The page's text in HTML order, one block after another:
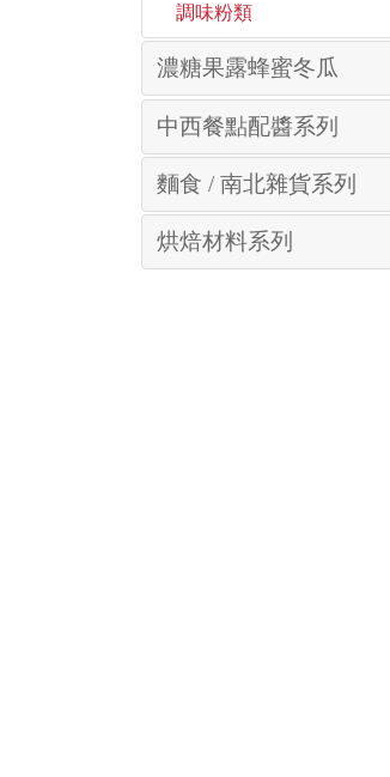
調味粉類
濃糖果露蜂蜜冬瓜
中西餐點配醬系列
麵食 / 南北雜貨系列
烘焙材料系列